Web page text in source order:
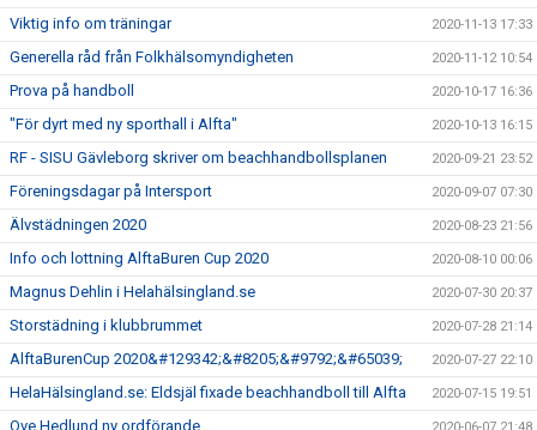
Viktig info om träningar 2020-11-13 17:33
Generella råd från Folkhälsomyndigheten 2020-11-12 10:54
Prova på handboll 2020-10-17 16:36
"För dyrt med ny sporthall i Alfta" 2020-10-13 16:15
RF - SISU Gävleborg skriver om beachhandbollsplanen 2020-09-21 23:52
Föreningsdagar på Intersport 2020-09-07 07:30
Älvstädningen 2020 2020-08-23 21:56
Info och lottning AlftaBuren Cup 2020 2020-08-10 00:06
Magnus Dehlin i Helahälsingland.se 2020-07-30 20:37
Storstädning i klubbrummet 2020-07-28 21:14
AlftaBurenCup 2020&#129342;&#8205;&#9792;&#65039; 2020-07-27 22:10
HelaHälsingland.se: Eldsjäl fixade beachhandboll till Alfta 2020-07-15 19:51
Ove Hedlund ny ordförande 2020-06-07 21:48